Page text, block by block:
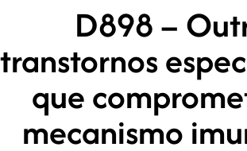
D898 –
transtornos
que
mecanismo